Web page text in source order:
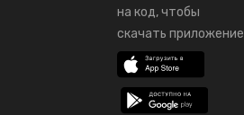
на код, чтобы
скачать приложение